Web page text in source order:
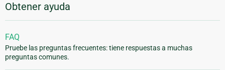
Obtener ayuda
FAQ
Pruebe las preguntas frecuentes: tiene respuestas a muchas
preguntas comunes.